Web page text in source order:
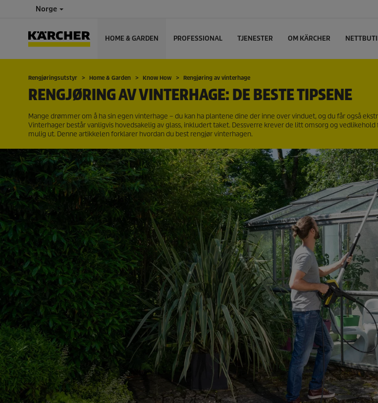
Norge
HOME & GARDEN PROFESSIONAL TJENESTER OM KÄRCHER
Rengjøringsutstyr Home & Garden Know How Rengjøring av vinterhage
RENGJØRING AV VINTERHAGE: DE BESTE TIPSENE
Mange drømmer om å ha sin egen vinterhage – du kan ha plantene dine der inne over vinduet, og du får også
Vinterhager består vanligvis hovedsakelig av glass, inkludert taket. Dessverre krever de litt omsorg og
mulig ut. Denne artikkelen forklarer hvordan du best rengjør vinterhagen.